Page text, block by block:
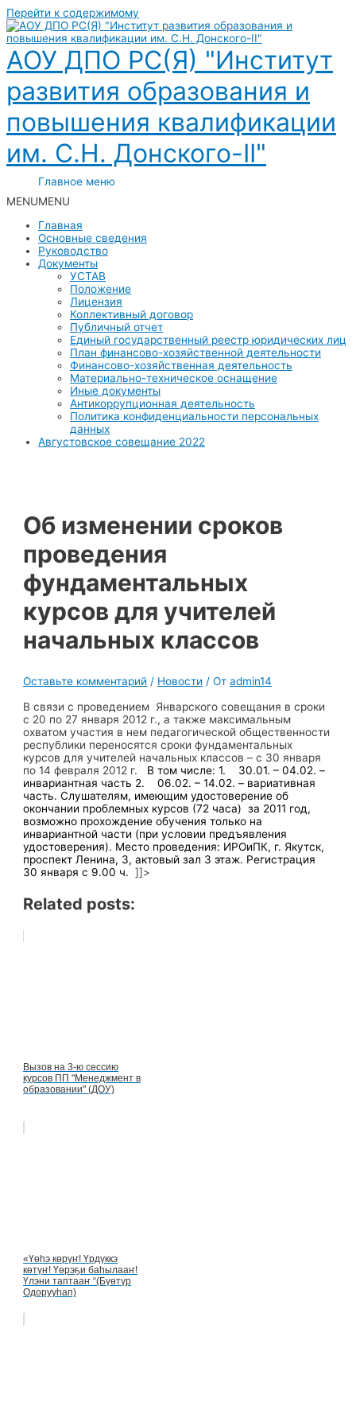
Перейти к содержимому
АОУ ДПО РС(Я) "Институт
развития образования и
повышения квалификации
им. С.Н. Донского-II"
Главное меню
MENUMENU
Главная
Основные сведения
Руководство
Документы
УСТАВ
Положение
Лицензия
Коллективный договор
Публичный отчет
Единый государственный реестр юридических лиц
План финансово-хозяйственной деятельности
Финансово-хозяйственная деятельность
Материально-техническое оснащение
Иные документы
Антикоррупционная деятельность
Политика конфиденциальности персональных
данных
Августовское совещание 2022
Об изменении сроков
проведения
фундаментальных
курсов для учителей
начальных классов
Оставьте комментарий / Новости / От admin14
В связи с проведением Январского совещания в сроки
с 20 по 27 января 2012 г., а также максимальным
охватом участия в нем педагогической общественности
республики переносятся сроки фундаментальных
курсов для учителей начальных классов – с 30 января
по 14 февраля 2012 г. В том числе: 1. 30.01. – 04.02. –
инвариантная часть 2. 06.02. – 14.02. – вариативная
часть. Слушателям, имеющим удостоверение об
окончании проблемных курсов (72 часа) за 2011 год,
возможно прохождение обучения только на
инвариантной части (при условии предъявления
удостоверения). Место проведения: ИРОиПК, г. Якутск,
проспект Ленина, 3, актовый зал 3 этаж. Регистрация
30 января с 9.00 ч.]]>
Related posts:
Вызов на 3-ю сессию
курсов ПП "Менеджмент в
образовании" (ДОУ)
«Үөһэ көрүҥ! Үрдүккэ
көтүҥ! Үөрэҕи баһылааҥ!
Үлэни таптааҥ “(Бүөтүр
Одорууһап)